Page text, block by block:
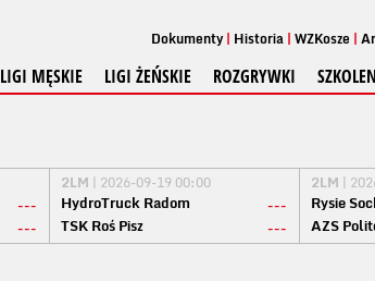
Dokumenty Historia WZKosze
LIGI MĘSKIE LIGI ŻEŃSKIE ROZGRYWKI
---
---
2LM | 2026-09-19 00:00
HydroTruck Radom
---
TSK Roś Pisz
---
2LM |
Rysie
AZS